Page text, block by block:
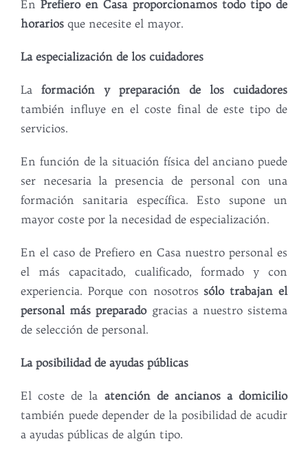
EnPrefiero en Casa proporcionamos todo tipo de
horarios que necesite el mayor.
La especialización de los cuidadores
La formación y preparación de los cuidadores
también influye en el coste final de este tipo de
servicios.
En función de la situación física del anciano puede
ser necesaria la presencia de personal con una
formación sanitaria específica. Esto supone un
mayor coste por la necesidad de especialización.
En el caso de Prefiero en Casa nuestro personal es
el más capacitado, cualificado, formado y con
experiencia. Porque con nosotros sólo trabajan el
personal más preparadogracias a nuestro sistema
de selección de personal.
La posibilidad de ayudas públicas
El coste de la atención de ancianos a domicilio
también puede depender de la posibilidad de acudir
a ayudas públicas de algún tipo.